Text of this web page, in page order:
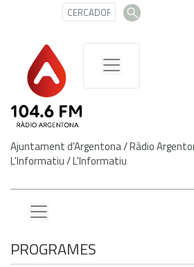
Ajuntament d'Argentona/Ràdio
L'Informatiu/L'Informatiu
PROGRAMES